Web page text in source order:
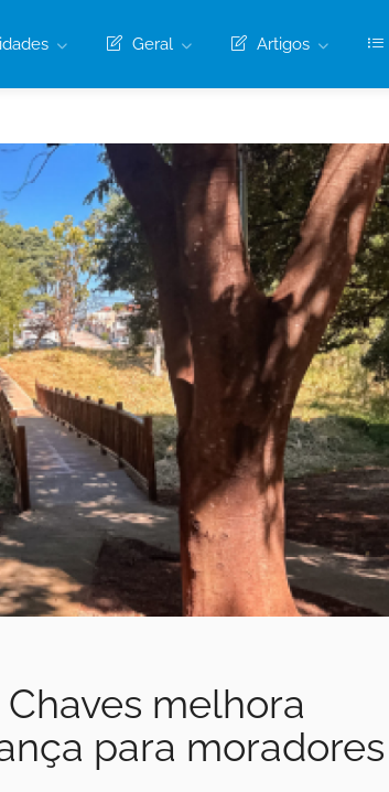
Geral Artigos
melhora
para moradores